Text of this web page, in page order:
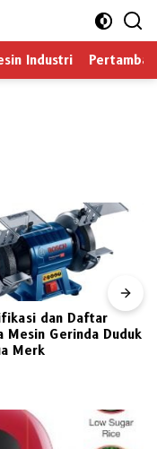
Industri
dan Daftar
Mesin Gerinda Duduk
Merk